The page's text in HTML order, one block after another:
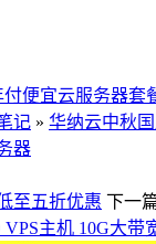
付便宜云服务器套
记 » 华纳云中秋
器
至五折优惠 下一
主机 10G大带